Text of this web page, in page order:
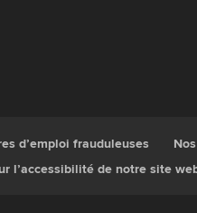
d’emploi frauduleuses
l’accessibilité de notre site